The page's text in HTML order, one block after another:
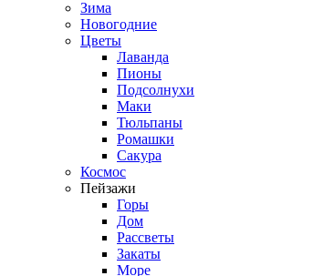
Зима
Новогодние
Цветы
Лаванда
Пионы
Подсолнухи
Маки
Тюльпаны
Ромашки
Сакура
Космос
Пейзажи
Горы
Дом
Рассветы
Закаты
Море